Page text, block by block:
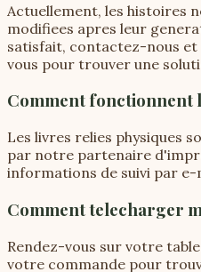
Actuellement, les histoires
modifiees apres leur
satisfait, contactez-nous et
vous pour trouver une
Comment fonctionnent
Les livres relies physiques
par notre partenaire
informations de suivi par e-
Comment telecharger
Rendez-vous sur votre
votre commande pour